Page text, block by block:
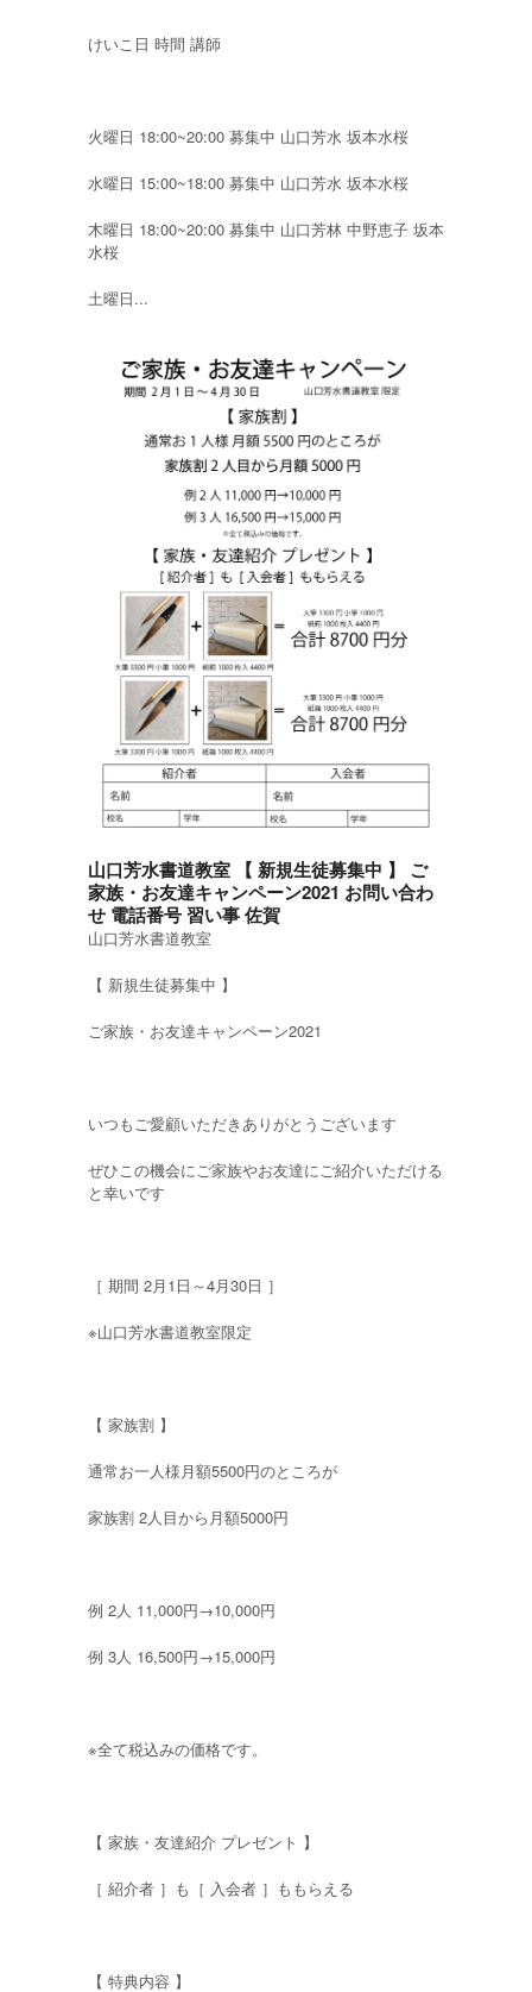
けいこ日 時間 講師
火曜日 18:00~20:00 募集中 山口芳水 坂本水桜
水曜日 15:00~18:00 募集中 山口芳水 坂本水桜
木曜日 18:00~20:00 募集中 山口芳林 中野恵子 坂本
水桜
土曜日...
山口芳水書道教室 【 新規生徒募集中 】 ご
家族・お友達キャンペーン2021 お問い合わ
せ 電話番号 習い事 佐賀
山口芳水書道教室
【 新規生徒募集中 】
ご家族・お友達キャンペーン2021
いつもご愛顧いただきありがとうございます
ぜひこの機会にご家族やお友達にご紹介いただける
と幸いです
［ 期間 2月1日～4月30日 ］
※山口芳水書道教室限定
【 家族割 】
通常お一人様月額5500円のところが
家族割 2人目から月額5000円
例 2人 11,000円→10,000円
例 3人 16,500円→15,000円
※全て税込みの価格です。
【 家族・友達紹介 プレゼント 】
［ 紹介者 ］も［ 入会者 ］ももらえる
【 特典内容 】